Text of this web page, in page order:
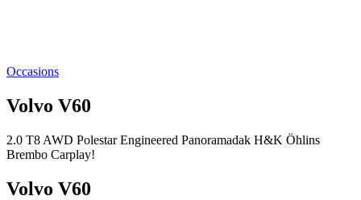
Occasions
Volvo V60
2.0 T8 AWD Polestar Engineered Panoramadak H&K Öhlins
Brembo Carplay!
Volvo V60